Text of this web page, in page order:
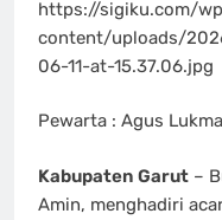
https://sigiku.com/
content/uploads/
06-11-at-15.37.06.jpg
Pewarta : Agus
Kabupaten Garut –
Amin, menghadiri